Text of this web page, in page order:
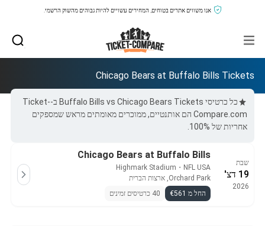
אנו משווים אתרים בטוחים, המחירים עשויים להיות גבוהים מהשוק הרשמי.
Chicago Bears at Buffalo Bills Tickets
כל כרטיסי Buffalo Bills vs Chicago Bears Tickets ב-Ticket-
Compare.com הם אותנטיים, ממוכרים מאומתים מראש שמספקים
אחריות של 100%.
שבת
19 דצ'
2026
Chicago Bears at Buffalo Bills
NFL USA
・
Highmark Stadium
Orchard Park, ארצות הברית
החל מ €561
40 כרטיסים זמינים